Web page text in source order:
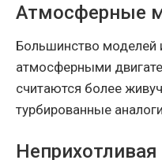
Атмосферные
Большинство моделей
атмосферными
считаются более
турбированные